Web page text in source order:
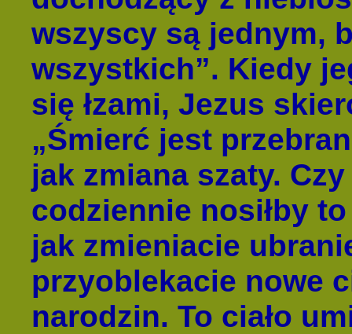
wszyscy są jednym,
wszystkich”. Kiedy
się łzami, Jezus
„Śmierć jest
jak zmiana szaty.
codziennie nosiłby
jak zmieniacie
przyoblekacie nowe
narodzin. To ciało